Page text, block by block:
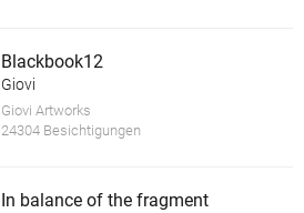
Blackbook12
Giovi
Giovi Artworks
24304 Besichtigungen
In balance of the fragment